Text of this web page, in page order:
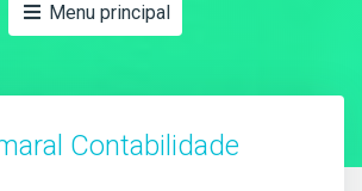
Menu principal
Contabilidade